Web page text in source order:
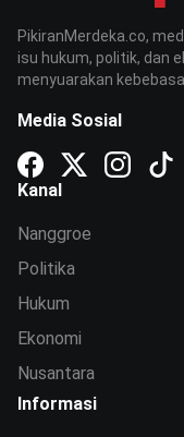
PikiranMerdeka.co,
isu hukum, politik, dan
menyuarakan
Media Sosial
Kanal
Nanggroe
Politika
Hukum
Ekonomi
Nusantara
Informasi